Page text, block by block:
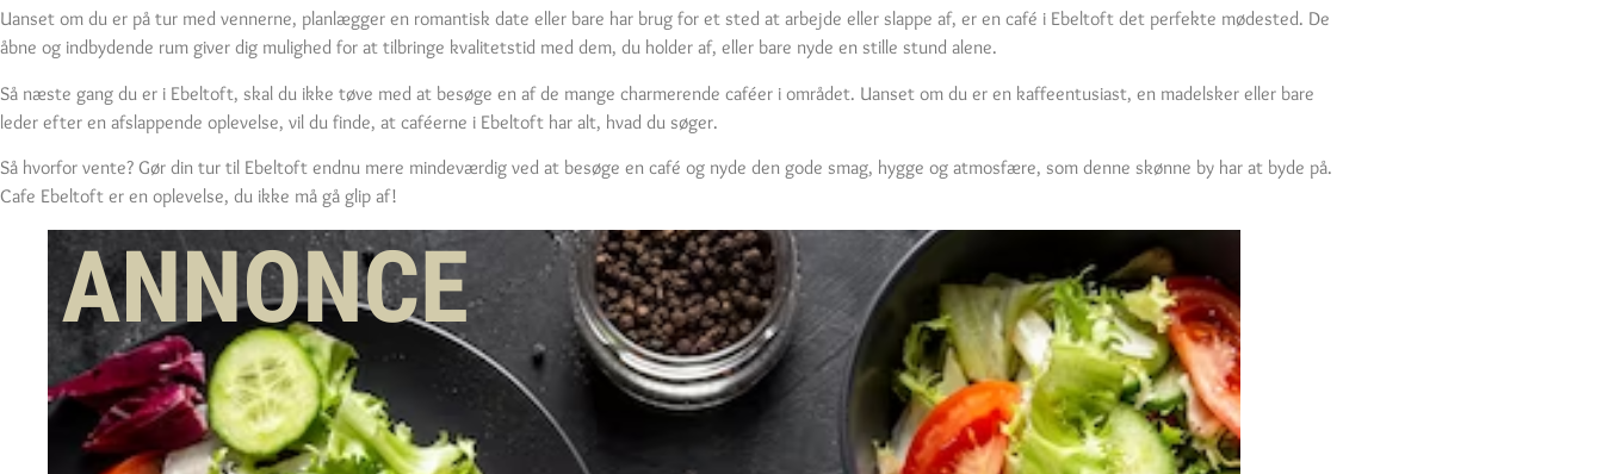
Uanset om du er på tur med vennerne, planlægger en romantisk date eller bare har brug for et sted at arbejde eller slappe af, er en café i Ebeltoft det perfekte mødested. De
åbne og indbydende rum giver dig mulighed for at tilbringe kvalitetstid med dem, du holder af, eller bare nyde en stille stund alene.
Så næste gang du er i Ebeltoft, skal du ikke tøve med at besøge en af de mange charmerende caféer i området. Uanset om du er en kaffeentusiast, en madelsker eller bare
leder efter en afslappende oplevelse, vil du finde, at caféerne i Ebeltoft har alt, hvad du søger.
Så hvorfor vente? Gør din tur til Ebeltoft endnu mere mindeværdig ved at besøge en café og nyde den gode smag, hygge og atmosfære, som denne skønne by har at byde på.
Cafe Ebeltoft er en oplevelse, du ikke må gå glip af!